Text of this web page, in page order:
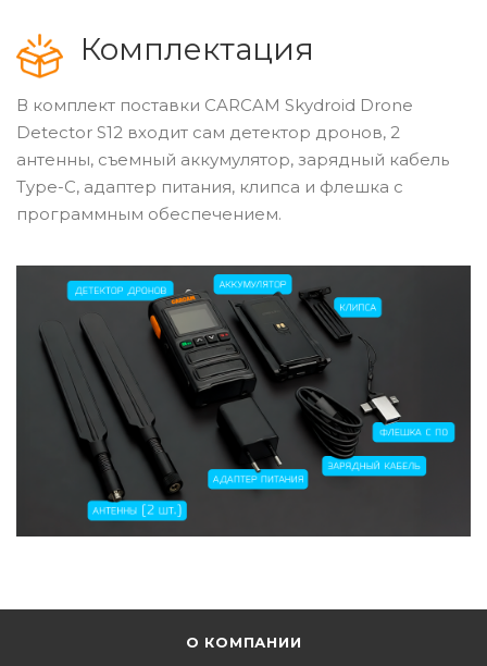
Комплектация
В комплект поставки CARCAM Skydroid Drone
Detector S12 входит сам детектор дронов, 2
антенны, съемный аккумулятор, зарядный кабель
Type-C, адаптер питания, клипса и флешка с
программным обеспечением.
О КОМПАНИИ